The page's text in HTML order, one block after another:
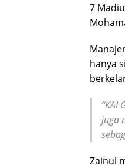
7
hanya
“KAI
juga
Zainul